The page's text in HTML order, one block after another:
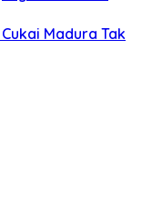
Madura Tak